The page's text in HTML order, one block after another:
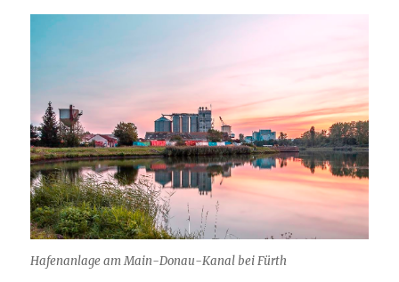
Hafenanlage am Main-Donau-Kanal bei Fürth